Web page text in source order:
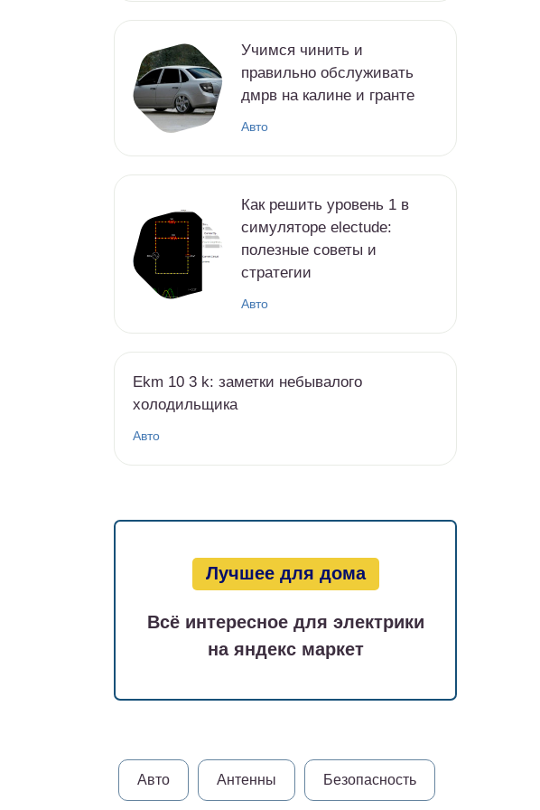
Учимся чинить и
правильно обслуживать
дмрв на калине и гранте
Авто
Как решить уровень 1 в
симуляторе electude:
полезные советы и
стратегии
Авто
Ekm 10 3 k: заметки небывалого
холодильщика
Авто
Лучшее для дома
Всё интересное для электрики
на яндекс маркет
Авто Антенны Безопасность